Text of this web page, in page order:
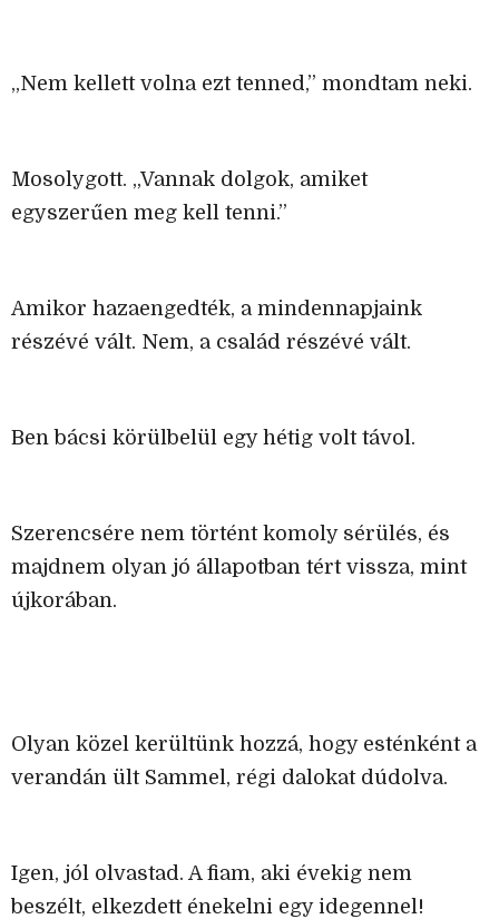
„Nem kellett volna ezt tenned,” mondtam neki.
Mosolygott. „Vannak dolgok, amiket
egyszerűen meg kell tenni.”
Amikor hazaengedték, a mindennapjaink
részévé vált. Nem, a család részévé vált.
Ben bácsi körülbelül egy hétig volt távol.
Szerencsére nem történt komoly sérülés, és
majdnem olyan jó állapotban tért vissza, mint
újkorában.
Olyan közel kerültünk hozzá, hogy esténként a
verandán ült Sammel, régi dalokat dúdolva.
Igen, jól olvastad. A fiam, aki évekig nem
beszélt, elkezdett énekelni egy idegennel!